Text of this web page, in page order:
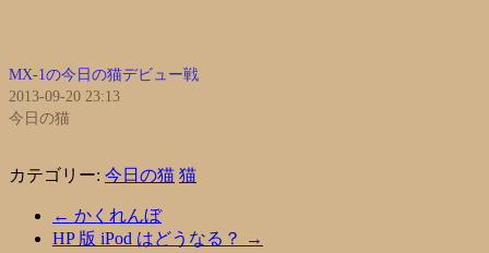
MX-1の今日の猫デビュー戦
2013-09-20 23:13
今日の猫
カテゴリー: 今日の猫 猫
← かくれんぼ
HP 版 iPod はどうなる？
→